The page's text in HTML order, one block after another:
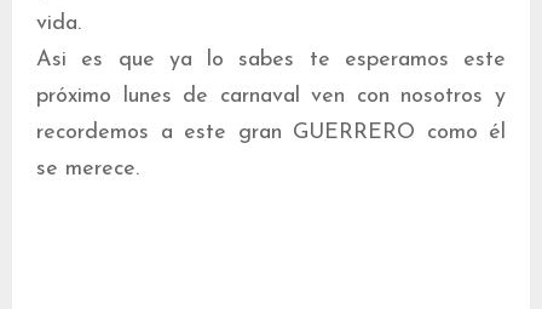
vida.
Asi es que ya lo sabes te esperamos este
próximo lunes de carnaval ven con nosotros y
recordemos a este gran GUERRERO como él
se merece.